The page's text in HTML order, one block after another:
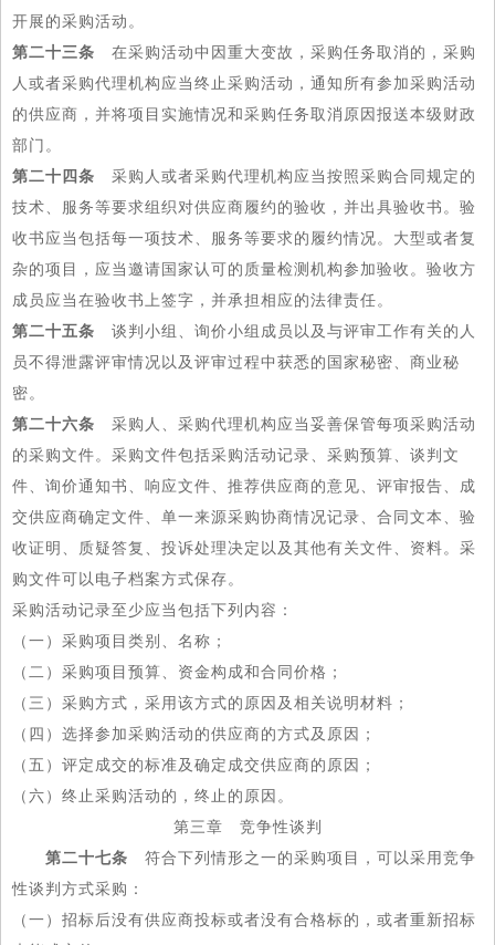
开展的采购活动。
第二十三条 在采购活动中因重大变故，采购任务取消的，采购
人或者采购代理机构应当终止采购活动，通知所有参加采购活动
的供应商，并将项目实施情况和采购任务取消原因报送本级财政
部门。
第二十四条 采购人或者采购代理机构应当按照采购合同规定的
技术、服务等要求组织对供应商履约的验收，并出具验收书。验
收书应当包括每一项技术、服务等要求的履约情况。大型或者复
杂的项目，应当邀请国家认可的质量检测机构参加验收。验收方
成员应当在验收书上签字，并承担相应的法律责任。
第二十五条 谈判小组、询价小组成员以及与评审工作有关的人
员不得泄露评审情况以及评审过程中获悉的国家秘密、商业秘
密。
第二十六条 采购人、采购代理机构应当妥善保管每项采购活动
的采购文件。采购文件包括采购活动记录、采购预算、谈判文
件、询价通知书、响应文件、推荐供应商的意见、评审报告、成
交供应商确定文件、单一来源采购协商情况记录、合同文本、验
收证明、质疑答复、投诉处理决定以及其他有关文件、资料。采
购文件可以电子档案方式保存。
采购活动记录至少应当包括下列内容：
（一）采购项目类别、名称；
（二）采购项目预算、资金构成和合同价格；
（三）采购方式，采用该方式的原因及相关说明材料；
（四）选择参加采购活动的供应商的方式及原因；
（五）评定成交的标准及确定成交供应商的原因；
（六）终止采购活动的，终止的原因。
第三章 竞争性谈判
第二十七条 符合下列情形之一的采购项目，可以采用竞争
性谈判方式采购：
（一）招标后没有供应商投标或者没有合格标的，或者重新招标